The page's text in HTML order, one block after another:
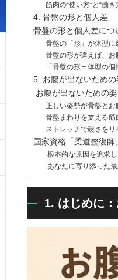
筋肉の“使い方”と“働
4. 骨盤の形と個人差
骨盤の形と個人差につ
骨盤の「形」が体型
骨盤の形が違えば、お
「骨盤の形＝体型の
5. お腹が出ないため
お腹が出ないための
正しい姿勢が骨盤とお
骨盤まわりを支える
ストレッチで硬さをリ
国家資格「柔道整復
根本的な原因を追求
あなたに寄り添った
1. はじめに